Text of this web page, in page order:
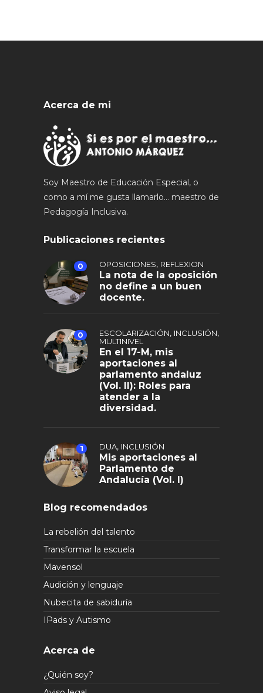
Acerca de mi
Soy Maestro de Educación Especial, o
como a mí me gusta llamarlo... maestro de
Pedagogía Inclusiva.
Publicaciones recientes
0 OPOSICIONES, REFLEXION
La nota de la oposición
no define a un buen
docente.
0 ESCOLARIZACIÓN, INCLUSIÓN,
MULTINIVEL
En el 17-M, mis
aportaciones al
parlamento andaluz
(Vol. II): Roles para
atender a la
diversidad.
1 DUA, INCLUSIÓN
Mis aportaciones al
Parlamento de
Andalucía (Vol. I)
Blog recomendados
La rebelión del talento
Transformar la escuela
Mavensol
Audición y lenguaje
Nubecita de sabiduría
IPads y Autismo
Acerca de
¿Quién soy?